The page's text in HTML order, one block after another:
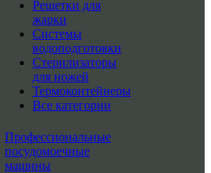
Решетки для
жарки
Системы
водоподготовки
Стерилизаторы
для ножей
Термоконтейнеры
Все категории
Профессиональные
посудомоечные
машины